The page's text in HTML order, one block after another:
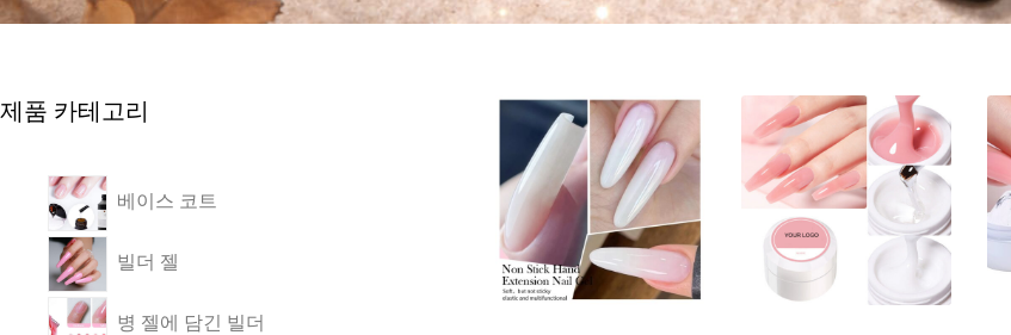
제품 카테고리
베이스 코트
빌더 젤
병 젤에 담긴 빌더